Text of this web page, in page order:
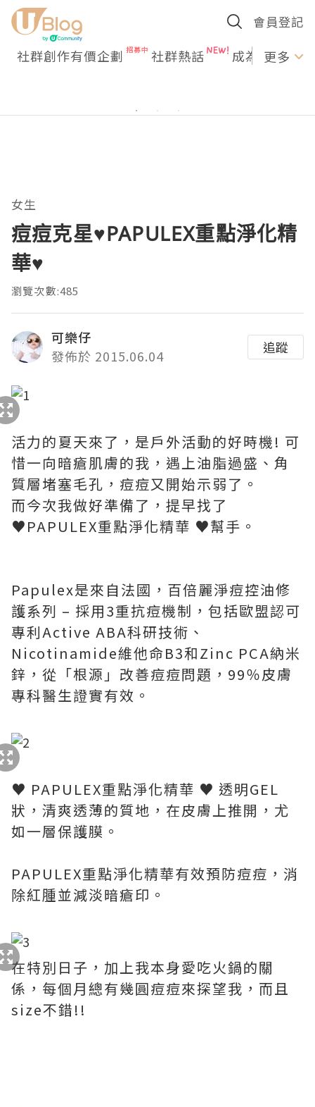
會員登記
社群創作有價企劃 社群熱話 成為U更多
女生
痘痘克星♥PAPULEX重點淨化精
華♥
瀏覽次數:485
可樂仔
發佈於 2015.06.04
追蹤
活力的夏天來了，是戶外活動的好時機! 可
惜一向暗瘡肌膚的我，遇上油脂過盛、角
質層堵塞毛孔，痘痘又開始示弱了。
而今次我做好準備了，提早找了
♥PAPULEX重點淨化精華 ♥幫手。
Papulex是來自法國，百倍麗淨痘控油修
護系列 – 採用3重抗痘機制，包括歐盟認可
專利Active ABA科研技術、
Nicotinamide維他命B3和Zinc PCA納米
鋅，從「根源」改善痘痘問題，99％皮膚
專科醫生證實有效。
♥ PAPULEX重點淨化精華 ♥ 透明GEL
狀，清爽透薄的質地，在皮膚上推開，尤
如一層保護膜。
PAPULEX重點淨化精華有效預防痘痘，消
除紅腫並減淡暗瘡印。
在特別日子，加上我本身愛吃火鍋的關
係，每個月總有幾圓痘痘來探望我，而且
size不錯!!